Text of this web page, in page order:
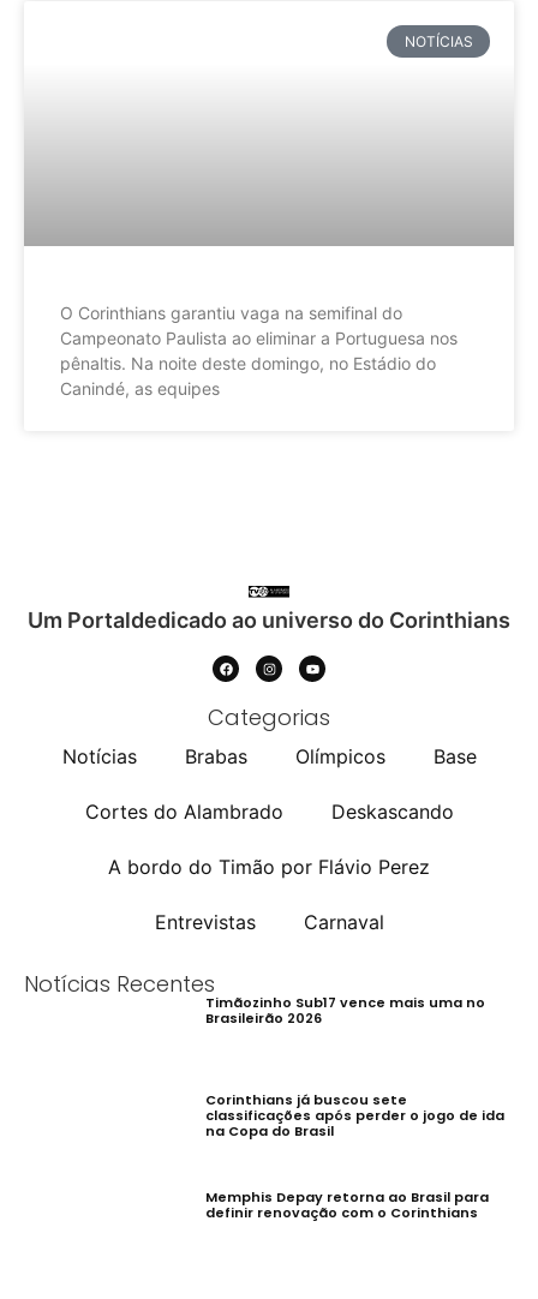
NOTÍCIAS
O Corinthians garantiu vaga na semifinal do
Campeonato Paulista ao eliminar a Portuguesa nos
pênaltis. Na noite deste domingo, no Estádio do
Canindé, as equipes
Um Portaldedicado ao universo do Corinthians
Categorias
Notícias Brabas Olímpicos Base
Cortes do Alambrado Deskascando
A bordo do Timão por Flávio Perez
Entrevistas Carnaval
Notícias Recentes
Timãozinho Sub17 vence mais uma no
Brasileirão 2026
Corinthians já buscou sete
classificações após perder o jogo de ida
na Copa do Brasil
Memphis Depay retorna ao Brasil para
definir renovação com o Corinthians